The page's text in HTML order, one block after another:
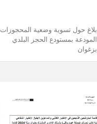
بلاغ حول تسوية وضعية المحجوزات
المودعة بمستودع الحجز البلدي
بزغوان